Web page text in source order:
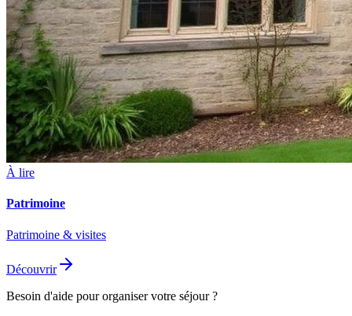
À lire
Patrimoine
Patrimoine & visites
Découvrir
Besoin d'aide pour organiser votre séjour ?